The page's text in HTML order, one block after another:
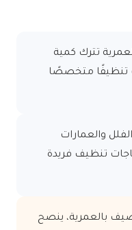
تترك كمية
تنظيفًا متخصصًا
والعمارات
تنظيف فريدة
بالعمرية، ينصح